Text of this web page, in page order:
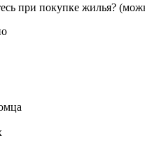
при покупке жилья?